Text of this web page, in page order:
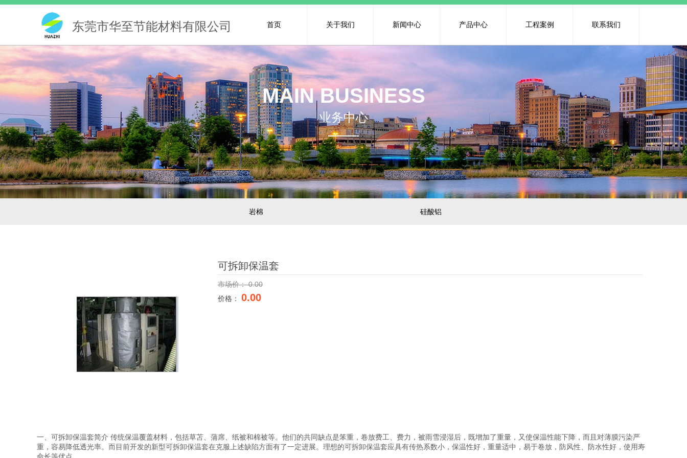
首页 关于我们 新闻中心 产品中心 工程案例 联系我们
东莞市华至节能材料有限公司
业务中心
MAIN BUSINESS
岩棉 硅酸铝
可拆卸保温套
市场价：0.00
价格： 0.00
一、可拆卸保温套简介 传统保温覆盖材料，包括草苫、蒲席、纸被和棉被等。他们的共同缺点是笨重，卷放费工、费力，被雨雪浸湿后，既增加了重量，又使保温性能下降，而且对薄膜污染严
重，容易降低透光率。而目前开发的新型可拆卸保温套在克服上述缺陷方面有了一定进展。理想的可拆卸保温套应具有传热系数小，保温性好，重量适中，易于卷放，防风性、防水性好，使用寿